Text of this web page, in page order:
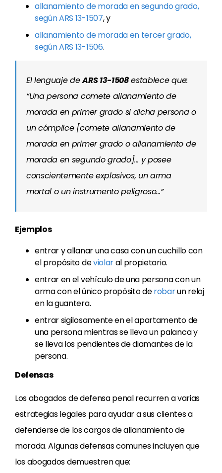
allanamiento de morada en segundo grado,
según ARS 13-1507, y
allanamiento de morada en tercer grado,
según ARS 13-1506.
El lenguaje deARS 13-1508establece que:
“Una persona comete allanamiento de
morada en primer grado si dicha persona o
un cómplice [comete allanamiento de
morada en primer grado o allanamiento de
morada en segundo grado]… y posee
conscientemente explosivos, un arma
mortal o un instrumento peligroso…”
Ejemplos
entrar y allanar una casa con un cuchillo con
el propósito deviolaral propietario.
entrar en el vehículo de una persona con un
arma con el único propósito derobarun reloj
en la guantera.
entrar sigilosamente en el apartamento de
una persona mientras se lleva un palanca y
se lleva los pendientes de diamantes de la
persona.
Defensas
Los abogados de defensa penal recurren a varias
estrategias legales para ayudar a sus clientes a
defenderse de los cargos de allanamiento de
morada. Algunas defensas comunes incluyen que
los abogados demuestren que: